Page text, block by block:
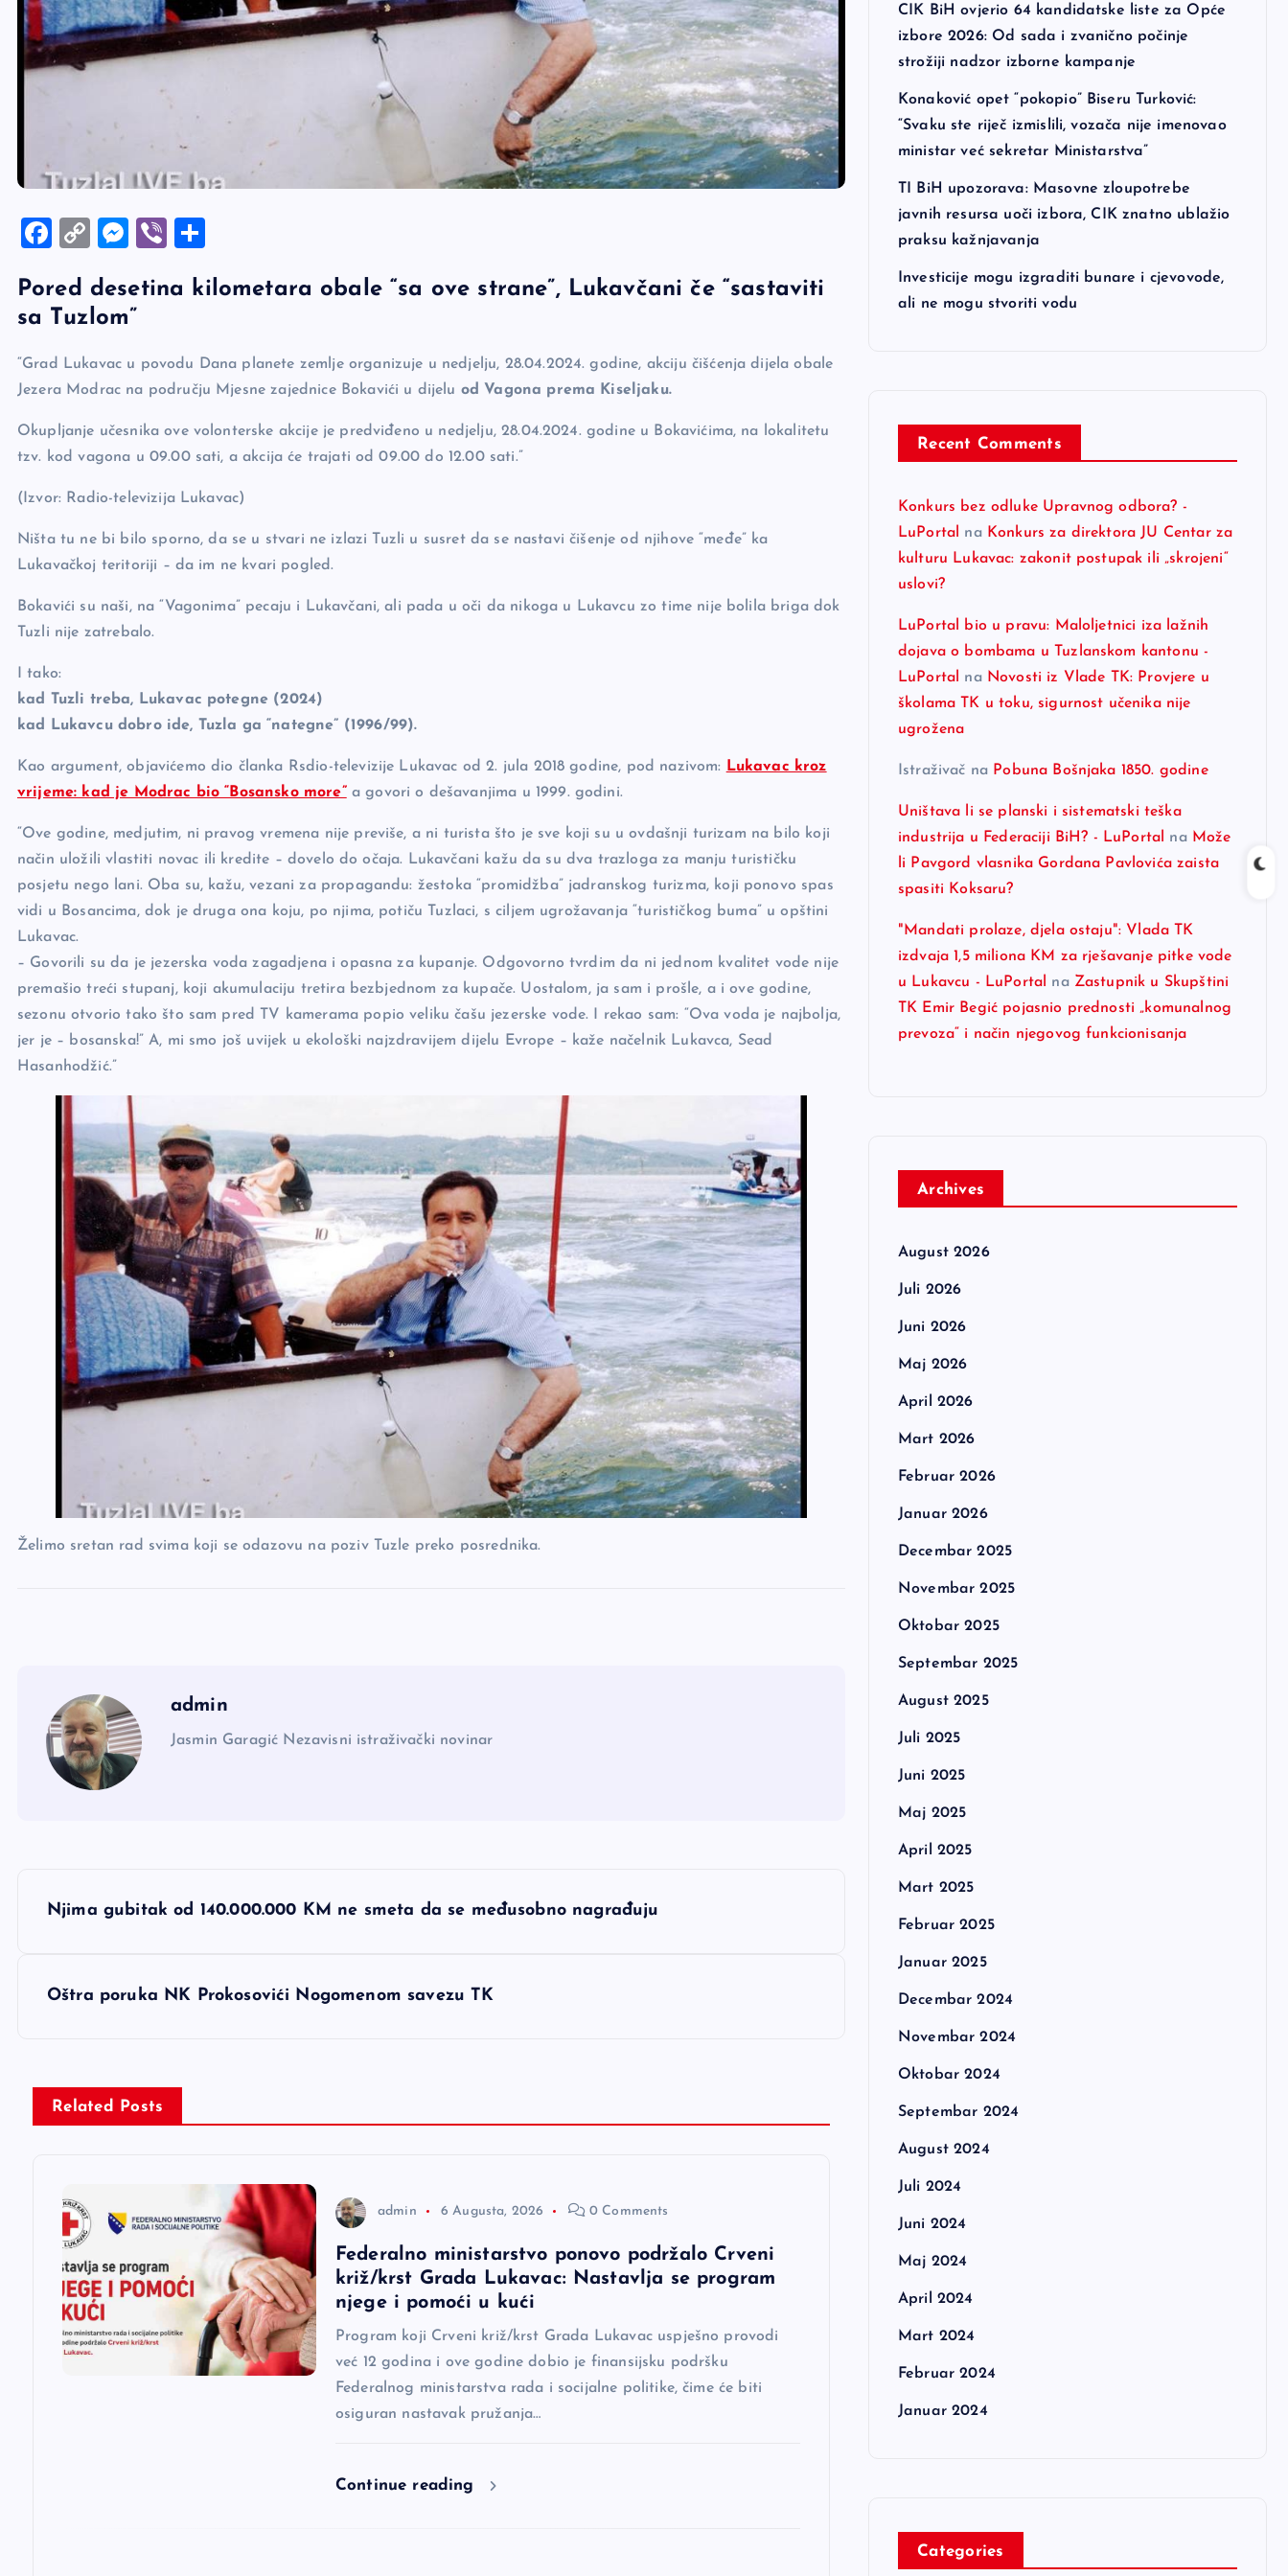
F
c
e
b
o
o
k
C
p
y
Li
n
M
se
g
er
Vi
er ar
Pored desetina kilometara obale “sa ove strane”, Lukavčani če “sastaviti
sa Tuzlom”
“Grad Lukavac u povodu Dana planete zemlje organizuje u nedjelju, 28.04.2024. godine, akciju čišćenja dijela obale
Jezera Modrac na području Mjesne zajednice Bokavići u dijelu od Vagona prema Kiseljaku.
Okupljanje učesnika ove volonterske akcije je predviđeno u nedjelju, 28.04.2024. godine u Bokavićima, na lokalitetu
tzv. kod vagona u 09.00 sati, a akcija će trajati od 09.00 do 12.00 sati.”
(Izvor: Radio-televizija Lukavac)
Ništa tu ne bi bilo sporno, da se u stvari ne izlazi Tuzli u susret da se nastavi čišenje od njihove “međe” ka
Lukavačkoj teritoriji – da im ne kvari pogled.
Bokavići su naši, na “Vagonima” pecaju i Lukavčani, ali pada u oči da nikoga u Lukavcu zo time nije bolila briga dok
Tuzli nije zatrebalo.
I tako:
kad Tuzli treba, Lukavac potegne (2024)
kad Lukavcu dobro ide, Tuzla ga “nategne” (1996/99).
Kao argument, objavićemo dio članka Rsdio-televizije Lukavac od 2. jula 2018 godine, pod nazivom: Lukavac kroz
vrijeme: kad je Modrac bio “Bosansko more”a govori o dešavanjima u 1999. godini.
“Ove godine, medjutim, ni pravog vremena nije previše, a ni turista što je sve koji su u ovdašnji turizam na bilo koji
način uložili vlastiti novac ili kredite – dovelo do očaja. Lukavčani kažu da su dva trazloga za manju turističku
posjetu nego lani. Oba su, kažu, vezani za propagandu: žestoka “promidžba” jadranskog turizma, koji ponovo spas
vidi u Bosancima, dok je druga ona koju, po njima, potiču Tuzlaci, s ciljem ugrožavanja “turističkog buma” u opštini
Lukavac.
– Govorili su da je jezerska voda zagadjena i opasna za kupanje. Odgovorno tvrdim da ni jednom kvalitet vode nije
premašio treći stupanj, koji akumulaciju tretira bezbjednom za kupače. Uostalom, ja sam i prošle, a i ove godine,
sezonu otvorio tako što sam pred TV kamerama popio veliku čašu jezerske vode. I rekao sam: “Ova voda je najbolja,
jer je – bosanska!” A, mi smo još uvijek u ekološki najzdravijem dijelu Evrope – kaže načelnik Lukavca, Sead
Hasanhodžić.”
Želimo sretan rad svima koji se odazovu na poziv Tuzle preko posrednika.
admin
Jasmin Garagić Nezavisni istraživački novinar
NNjima gubitak od 140.000.000 KM ne smeta da se međusobno nagrađuju
Oštra poruka NK Prokosovići Nogomenom savezu TK
Related Posts
admin 6 Augusta, 2026 0 Comments
Federalno ministarstvo ponovo podržalo Crveni
križ/krst Grada Lukavac: Nastavlja se program
njege i pomoći u kući
Program koji Crveni križ/krst Grada Lukavac uspješno provodi
već 12 godina i ove godine dobio je finansijsku podršku
Federalnog ministarstva rada i socijalne politike, čime će biti
osiguran nastavak pružanja…
Continue reading
CIK BiH ovjerio 64 kandidatske liste za Opće
izbore 2026: Od sada i zvanično počinje
strožiji nadzor izborne kampanje
Konaković opet “pokopio” Biseru Turković:
“Svaku ste riječ izmislili, vozača nije imenovao
ministar već sekretar Ministarstva”
TI BiH upozorava: Masovne zloupotrebe
javnih resursa uoči izbora, CIK znatno ublažio
praksu kažnjavanja
Investicije mogu izgraditi bunare i cjevovode,
ali ne mogu stvoriti vodu
Recent Comments
Konkurs bez odluke Upravnog odbora? -
LuPortal
na Konkurs za direktora JU Centar za
kulturu Lukavac: zakonit postupak ili „skrojeni“
uslovi?
LuPortal bio u pravu: Maloljetnici iza lažnih
dojava o bombama u Tuzlanskom kantonu -
LuPortal
na Novosti iz Vlade TK: Provjere u
školama TK u toku, sigurnost učenika nije
ugrožena
Istraživač na Pobuna Bošnjaka 1850. godine
Uništava li se planski i sistematski teška
industrija u Federaciji BiH? - LuPortal
na Može
li Pavgord vlasnika Gordana Pavlovića zaista
spasiti Koksaru?
"Mandati prolaze, djela ostaju": Vlada TK
izdvaja 1,5 miliona KM za rješavanje pitke vode
u Lukavcu - LuPortal
na Zastupnik u Skupštini
TK Emir Begić pojasnio prednosti „komunalnog
prevoza“ i način njegovog funkcionisanja
Archives
August 2026
Juli 2026
Juni 2026
Maj 2026
April 2026
Mart 2026
Februar 2026
Januar 2026
Decembar 2025
Novembar 2025
Oktobar 2025
Septembar 2025
August 2025
Juli 2025
Juni 2025
Maj 2025
April 2025
Mart 2025
Februar 2025
Januar 2025
Decembar 2024
Novembar 2024
Oktobar 2024
Septembar 2024
August 2024
Juli 2024
Juni 2024
Maj 2024
April 2024
Mart 2024
Februar 2024
Januar 2024
Categories